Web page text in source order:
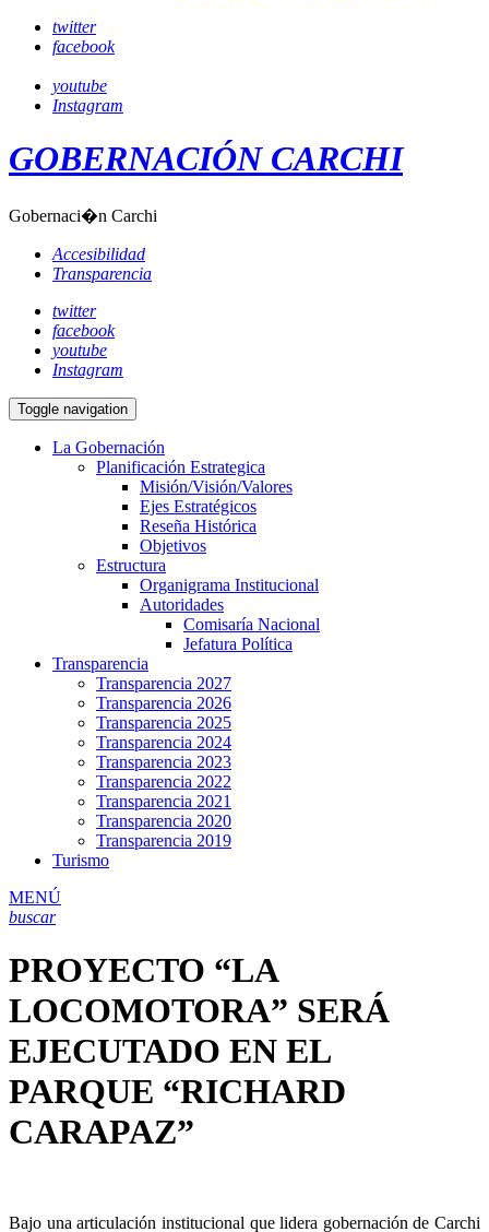
twitter
facebook
youtube
Instagram
GOBERNACIÓN CARCHI
Gobernaci�n Carchi
Accesibilidad
Transparencia
twitter
facebook
youtube
Instagram
Toggle navigation
La Gobernación
Planificación Estrategica
Misión/Visión/Valores
Ejes Estratégicos
Reseña Histórica
Objetivos
Estructura
Organigrama Institucional
Autoridades
Comisaría Nacional
Jefatura Política
Transparencia
Transparencia 2027
Transparencia 2026
Transparencia 2025
Transparencia 2024
Transparencia 2023
Transparencia 2022
Transparencia 2021
Transparencia 2020
Transparencia 2019
Turismo
MENÚ
buscar
PROYECTO “LA
LOCOMOTORA” SERÁ
EJECUTADO EN EL
PARQUE “RICHARD
CARAPAZ”
Bajo una articulación institucional que lidera gobernación de Carchi